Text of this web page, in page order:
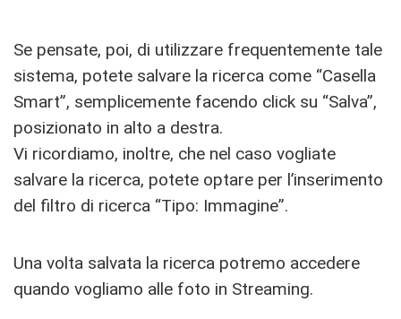
Se pensate, poi, di utilizzare frequentemente tale
sistema, potete salvare la ricerca come “Casella
Smart”, semplicemente facendo click su “Salva”,
posizionato in alto a destra.
Vi ricordiamo, inoltre, che nel caso vogliate
salvare la ricerca, potete optare per l’inserimento
del filtro di ricerca “Tipo: Immagine”.
Una volta salvata la ricerca potremo accedere
quando vogliamo alle foto in Streaming.